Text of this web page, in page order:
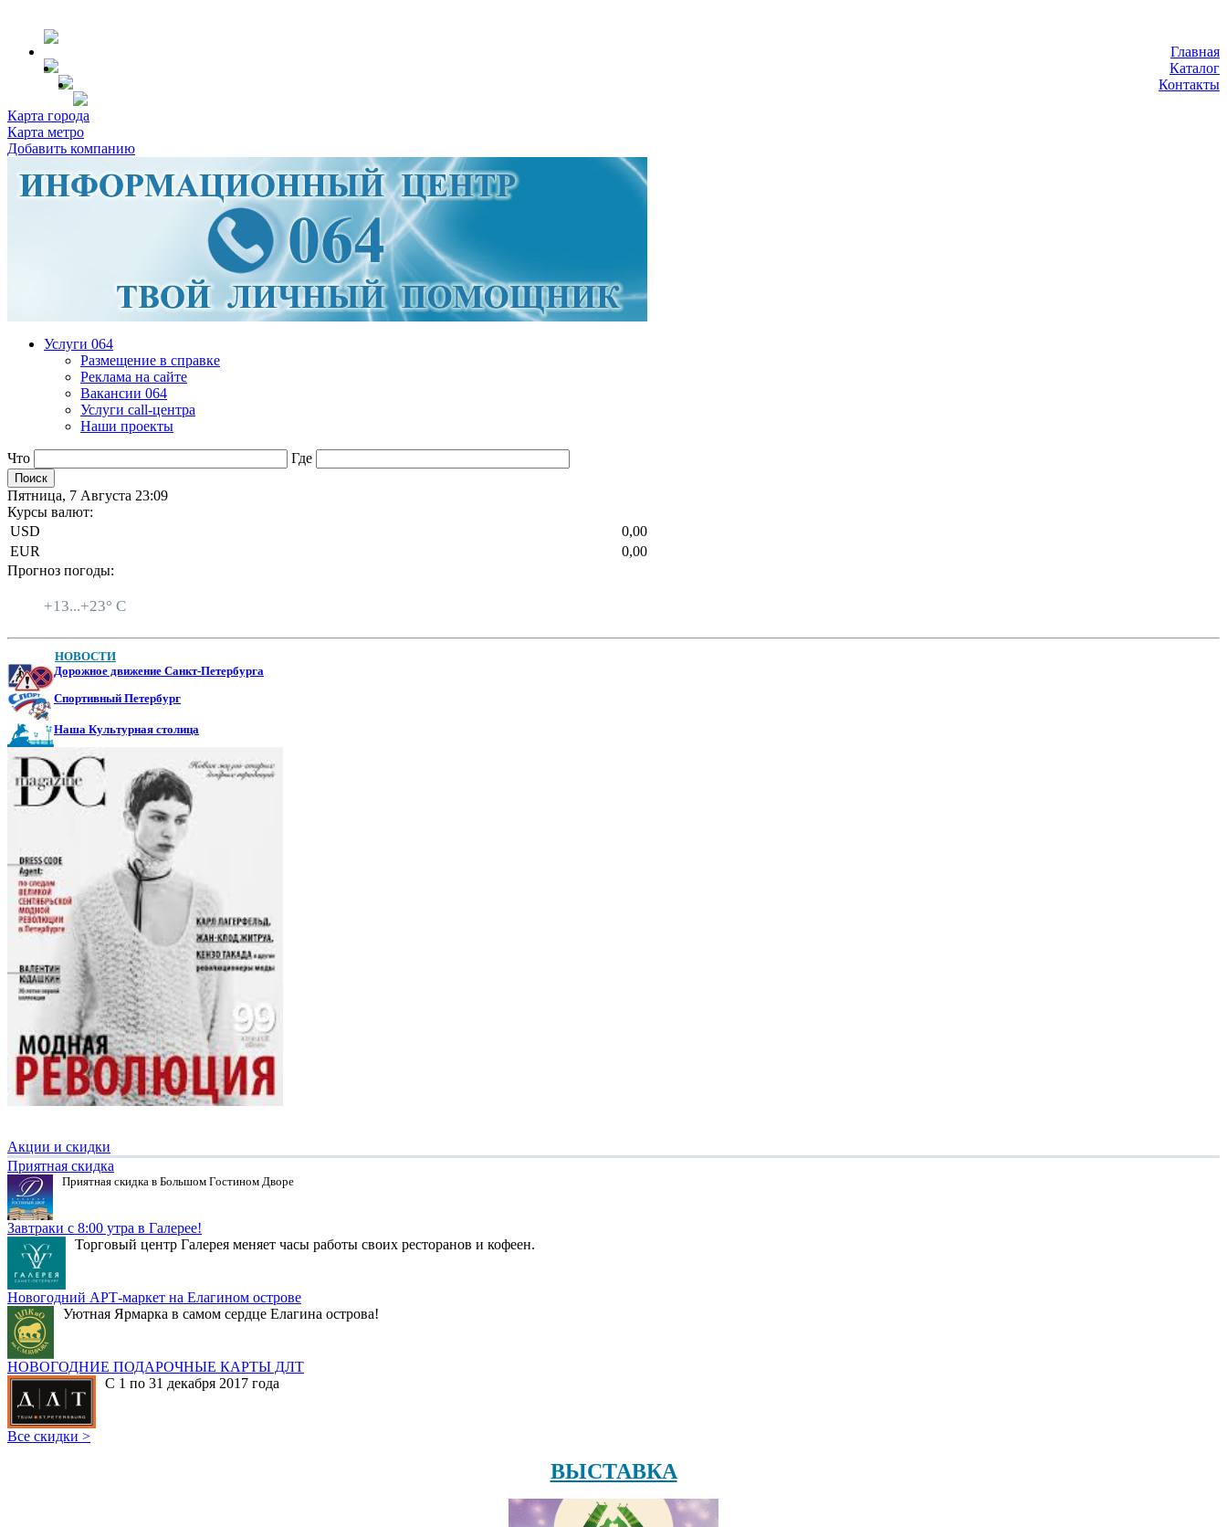
Главная
Каталог
Контакты
Карта города
Карта метро
Добавить компанию
Услуги 064
Размещение в справке
Реклама на сайте
Вакансии 064
Услуги call-центра
Наши проекты
Что Где
Пятница, 7 Августа 23:09
Курсы валют:
USD
0,00
EUR
0,00
Прогноз погоды:
+13...+23° C
НОВОСТИ
Дорожное движение Санкт-Петербурга
Спортивный Петербург
Наша Культурная столица
Акции и скидки
Приятная скидка
Приятная скидка в Большом Гостином Дворе
Завтраки с 8:00 утра в Галерее!
Торговый центр Галерея меняет часы работы своих ресторанов и кофеен.
Новогодний АРТ-маркет на Елагином острове
Уютная Ярмарка в самом сердце Елагина острова!
НОВОГОДНИЕ ПОДАРОЧНЫЕ КАРТЫ ДЛТ
С 1 по 31 декабря 2017 года
Все скидки >
ВЫСТАВКА